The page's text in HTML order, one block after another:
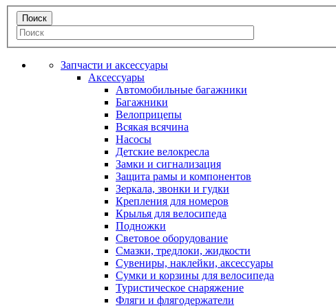
Запчасти и аксессуары
Аксессуары
Автомобильные багажники
Багажники
Велоприцепы
Всякая всячина
Насосы
Детские велокресла
Замки и сигнализация
Защита рамы и компонентов
Зеркала, звонки и гудки
Крепления для номеров
Крылья для велосипеда
Подножки
Световое оборудование
Смазки, тредлоки, жидкости
Сувениры, наклейки, аксессуары
Сумки и корзины для велосипеда
Туристическое снаряжение
Фляги и флягодержатели